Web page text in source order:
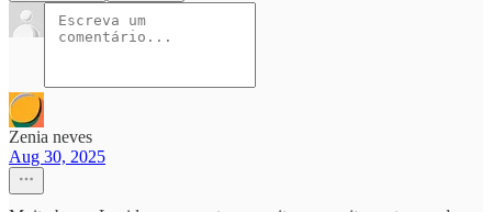
Zenia neves
Aug 30, 2025